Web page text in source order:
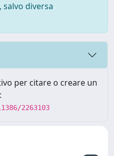
diversa
per citare o creare un
2263103